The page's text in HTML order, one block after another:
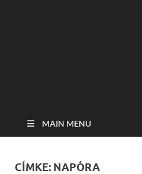
MAIN MENU
CÍMKE: NAPÓRA